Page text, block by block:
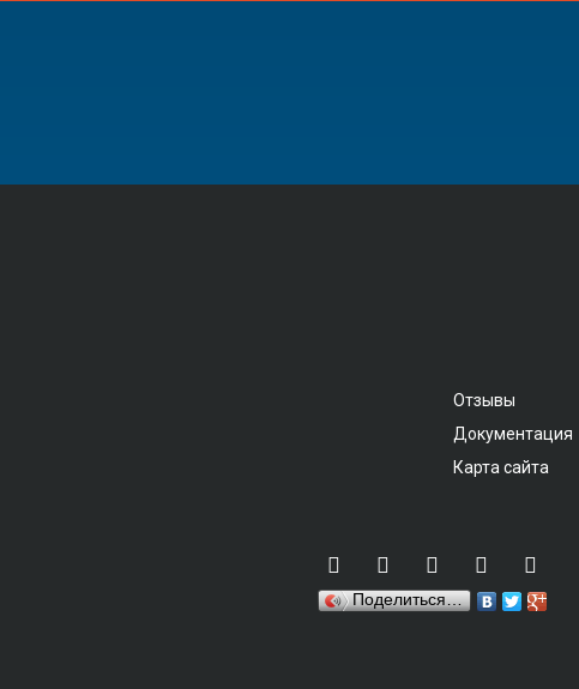
Отзывы
Документация
Карта сайта
Поделиться…